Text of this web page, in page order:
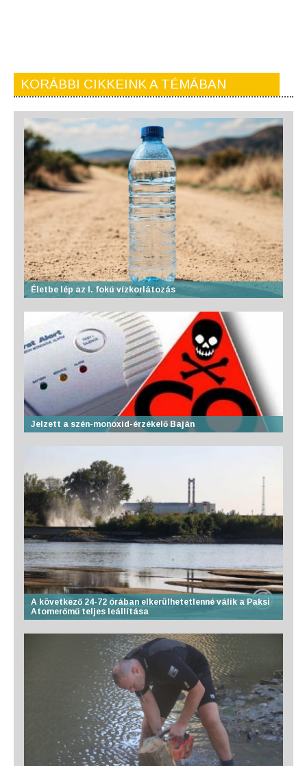
KORÁBBI CIKKEINK A TÉMÁBAN
Életbe lép az I. fokú vízkorlátozás
Jelzett a szén-monoxid-érzékelő Baján
A következő 24-72 órában elkerülhetetlenné válik a Paksi
Atomerőmű teljes leállítása